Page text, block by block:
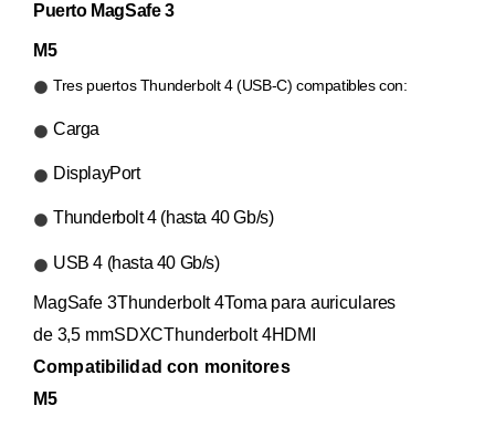
Puerto MagSafe 3
M5
Tres puertos Thunderbolt 4 (USB‑C) compatibles con:
Carga
DisplayPort
Thunderbolt 4 (hasta 40 Gb/s)
USB 4 (hasta 40 Gb/s)
MagSafe 3Thunderbolt 4Toma para auriculares
de 3,5 mmSDXCThunderbolt 4HDMI
Compati­bilidad con monitores
M5